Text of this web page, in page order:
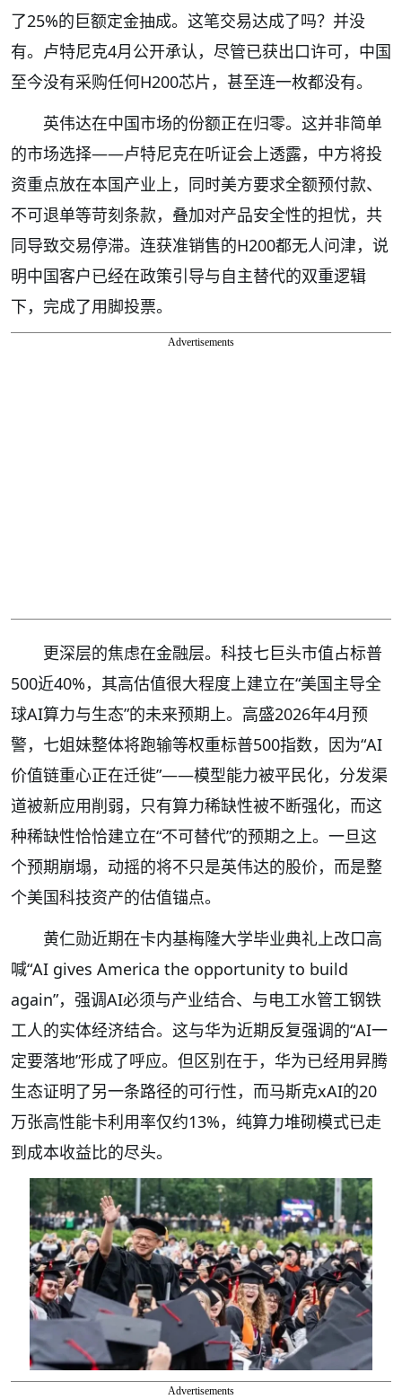
了25%的巨额定金抽成。这笔交易达成了吗？并没
有。卢特尼克4月公开承认，尽管已获出口许可，中国
至今没有采购任何H200芯片，甚至连一枚都没有。
英伟达在中国市场的份额正在归零。这并非简单
的市场选择——卢特尼克在听证会上透露，中方将投
资重点放在本国产业上，同时美方要求全额预付款、
不可退单等苛刻条款，叠加对产品安全性的担忧，共
同导致交易停滞。连获准销售的H200都无人问津，说
明中国客户已经在政策引导与自主替代的双重逻辑
下，完成了用脚投票。
Advertisements
更深层的焦虑在金融层。科技七巨头市值占标普
500近40%，其高估值很大程度上建立在“美国主导全
球AI算力与生态”的未来预期上。高盛2026年4月预
警，七姐妹整体将跑输等权重标普500指数，因为“AI
价值链重心正在迁徙”——模型能力被平民化，分发渠
道被新应用削弱，只有算力稀缺性被不断强化，而这
种稀缺性恰恰建立在“不可替代”的预期之上。一旦这
个预期崩塌，动摇的将不只是英伟达的股价，而是整
个美国科技资产的估值锚点。
黄仁勋近期在卡内基梅隆大学毕业典礼上改口高
喊“AI gives America the opportunity to build
again”，强调AI必须与产业结合、与电工水管工钢铁
工人的实体经济结合。这与华为近期反复强调的“AI一
定要落地”形成了呼应。但区别在于，华为已经用昇腾
生态证明了另一条路径的可行性，而马斯克xAI的20
万张高性能卡利用率仅约13%，纯算力堆砌模式已走
到成本收益比的尽头。
Advertisements